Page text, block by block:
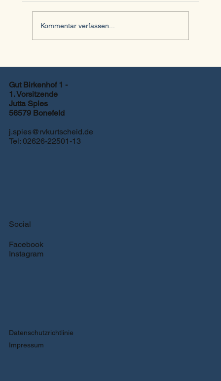
Kommentar verfassen...
Gut Birkenhof 1 -
1. Vorsitzende
Jutta Spies
56579 Bonefeld
j.spies@rvkurtscheid.de
Tel: 02626-22501-13
Social
Facebook
Instagram
Datenschutzrichtlinie
Impressum